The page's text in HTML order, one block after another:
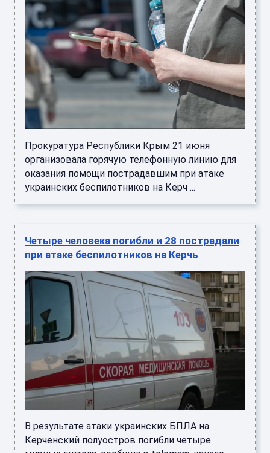
Прокуратура Республики Крым 21 июня
организовала горячую телефонную линию для
оказания помощи пострадавшим при атаке
украинских беспилотников на Керч ...
Четыре человека погибли и 28 пострадали
при атаке беспилотников на Керчь
В результате атаки украинских БПЛА на
Керченский полуостров погибли четыре